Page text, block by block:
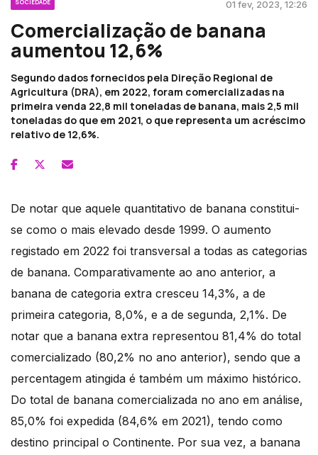
SOCIEDADE 01 fev, 2023, 12:26
Comercialização de banana
aumentou 12,6%
Segundo dados fornecidos pela Direção Regional de
Agricultura (DRA), em 2022, foram comercializadas na
primeira venda 22,8 mil toneladas de banana, mais 2,5 mil
toneladas do que em 2021, o que representa um acréscimo
relativo de 12,6%.
De notar que aquele quantitativo de banana constitui-
se como o mais elevado desde 1999. O aumento
registado em 2022 foi transversal a todas as categorias
de banana. Comparativamente ao ano anterior, a
banana de categoria extra cresceu 14,3%, a de
primeira categoria, 8,0%, e a de segunda, 2,1%. De
notar que a banana extra representou 81,4% do total
comercializado (80,2% no ano anterior), sendo que a
percentagem atingida é também um máximo histórico.
Do total de banana comercializada no ano em análise,
85,0% foi expedida (84,6% em 2021), tendo como
destino principal o Continente. Por sua vez, a banana